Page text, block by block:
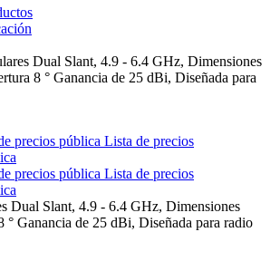
Dual Slant, 4.9 - 6.4 GHz, Dimensiones
8 ° Ganancia de 25 dBi, Diseñada para
precios pública Lista de precios
precios pública Lista de precios